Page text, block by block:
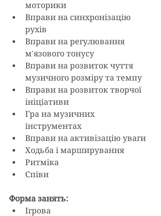
моторики
Вправи на синхронізацію
рухів
Вправи на регулювання
м'язового тонусу
Вправи на розвиток чуття
музичного розміру та темпу
Вправи на розвиток творчої
ініціативи
Гра на музичних
інструментах
Вправи на активізацію уваги
Ходьба і марширування
Ритміка
Співи
Форма занять:
Ігрова